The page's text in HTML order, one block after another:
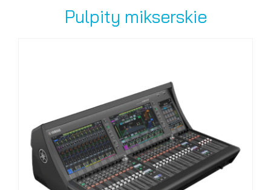
Pulpity mikserskie